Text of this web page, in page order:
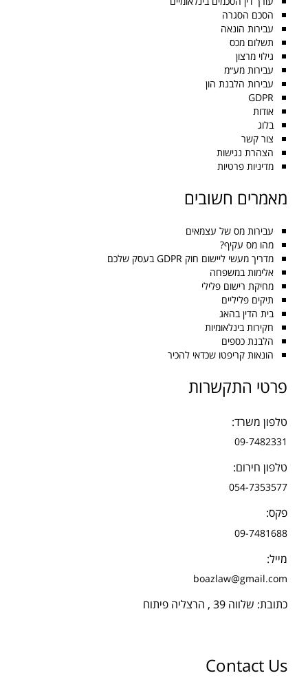
הסכם הסגרה
עבירות הונאה
תשלום מכס
גילוי מרצון
עבירות מע״מ
עבירות הלבנת הון
GDPR
אודות
בלוג
צור קשר
הצהרת נגישות
מדיניות פרטיות
מאמרים חשובים
עבירות מס של עצמאים
מהו מס עקיף?
מדריך מעשי ליישום חוק GDPR בעסק שלכם
אלימות במשפחה
מחיקת רישום פלילי
תיקים פליליים
בית הדין בהאג
חקירות בינלאומיות
הלבנת כספים
הונאות קריפטו שכדאי להכיר
פרטי התקשרות
טלפון משרד:
09-7482331
טלפון חירום:
054-7353577
פקס:
09-7481688
מייל:
boazlaw@gmail.com
כתובת: שלווה 39 , הרצליה פיתוח
Contact Us